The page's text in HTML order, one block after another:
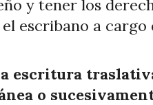
y tener los
escribano a cargo
escritura
o